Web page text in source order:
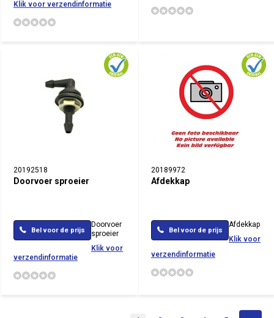
Klik voor verzendinformatie
20192518
Doorvoer sproeier
Bel voor de prijs
Doorvoer
sproeier
Klik voor
verzendinformatie
20189972
Afdekkap
Bel voor de prijs
Afdekkap
Klik voor
verzendinformatie